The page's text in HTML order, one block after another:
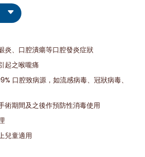
炎、口腔潰瘍等口腔發炎症狀
起之喉嚨痛
口腔致病源，如流感病毒、冠狀病毒、
術期間及之後作預防性消毒使用
兒童適用